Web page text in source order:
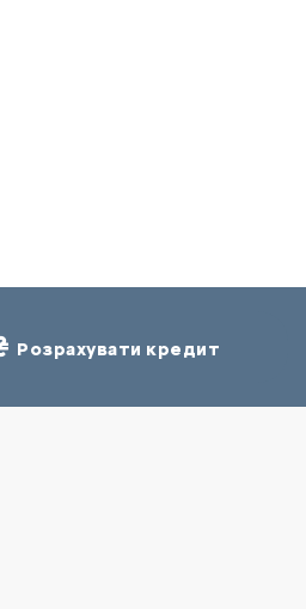
Розрахувати кредит